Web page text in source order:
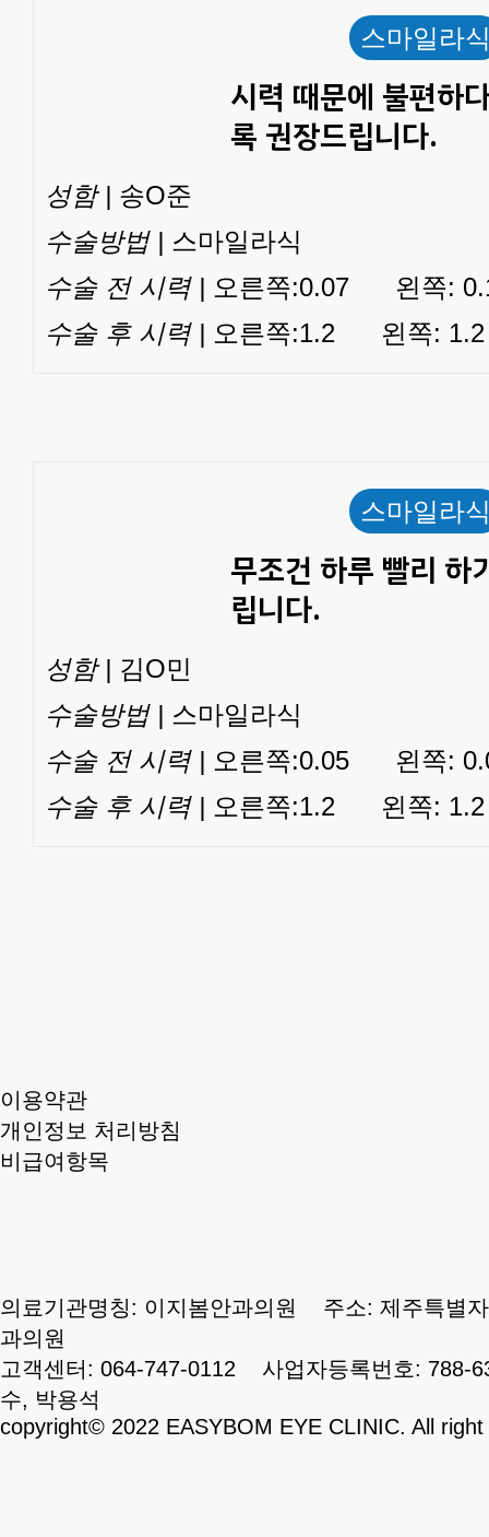
스마일라
시력 때문에 불편하
록 권장드립니다.
성함 | 송O준
수술방법 | 스마일라식
수술 전 시력 | 오른쪽:0.07 왼쪽:
수술 후 시력 | 오른쪽:1.2 왼쪽: 1.2
스마일라
무조건 하루 빨리 하
립니다.
성함 | 김O민
수술방법 | 스마일라식
수술 전 시력 | 오른쪽:0.05 왼쪽:
수술 후 시력 | 오른쪽:1.2 왼쪽: 1.2
이용약관
개인정보 처리방침
비급여항목
의료기관명칭: 이지봄안과의원 주소: 제주특별
과의원
고객센터: 064-747-0112 사업자등록번호: 788-
수, 박용석
copyright© 2022 EASYBOM EYE CLINIC. All